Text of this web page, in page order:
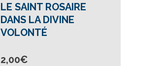
LE SAINT ROSAIRE
DANS LA DIVINE
VOLONTÉ
2,00€